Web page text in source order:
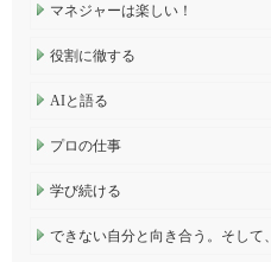
マネジャーは楽しい！
役割に徹する
AIと語る
プロの仕事
学び続ける
できない自分と向き合う。そして、